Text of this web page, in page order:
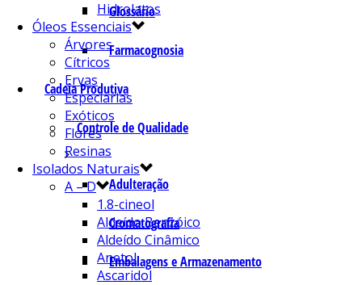
Glossário
Farmacognosia
Cadeia Produtiva
Controle de Qualidade
Adulteração
Cromatografia
Embalagens e Armazenamento
Hidrolatos
Óleos Essenciais
Árvores
Cítricos
Ervas
Especiarias
Exóticos
Flores
Resinas
Isolados Naturais
A – D
1.8-cineol
Aldeído Benzóico
Aldeído Cinâmico
Anetol
Ascaridol